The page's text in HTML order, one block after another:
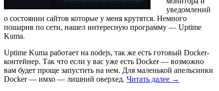
уведомлений
о состоянии сайтов которые у меня крутятся. Немного
пошарив по сети, нашел интересную программу — Uptime
Kuma.
Uptime Kuma работает на nodejs, так же есть готовый Docker-
контейнер. Так что если у вас уже есть Docker — возможно
вам будет проще запустить на нем. Для маленькой апельсинки
Docker — имхо — лишний оверхед. Читать далее →